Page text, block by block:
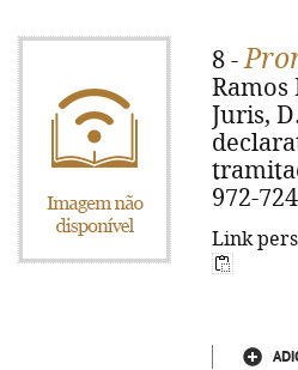
8 -
Ramos
Juris,
972-
Link